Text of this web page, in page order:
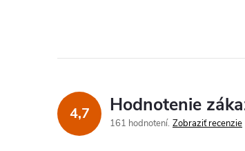
4,7 Hodnotenie
161 hodnotení Zobraziť recenzie